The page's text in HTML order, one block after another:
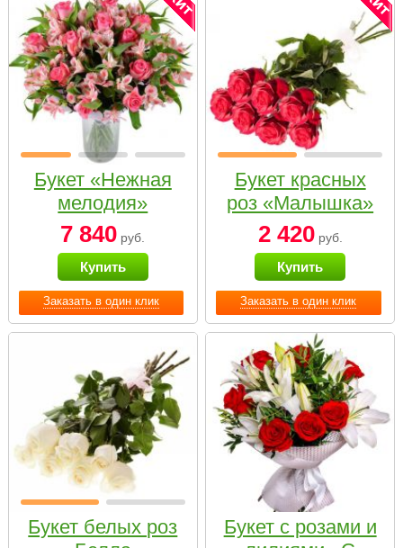
Заказать в один клик
Букет «Нежная
мелодия»
7 840 руб.
Купить
Заказать в один клик
Букет красных
роз «Малышка»
2 420руб.
Купить
Букет белых роз
Букет с розами и